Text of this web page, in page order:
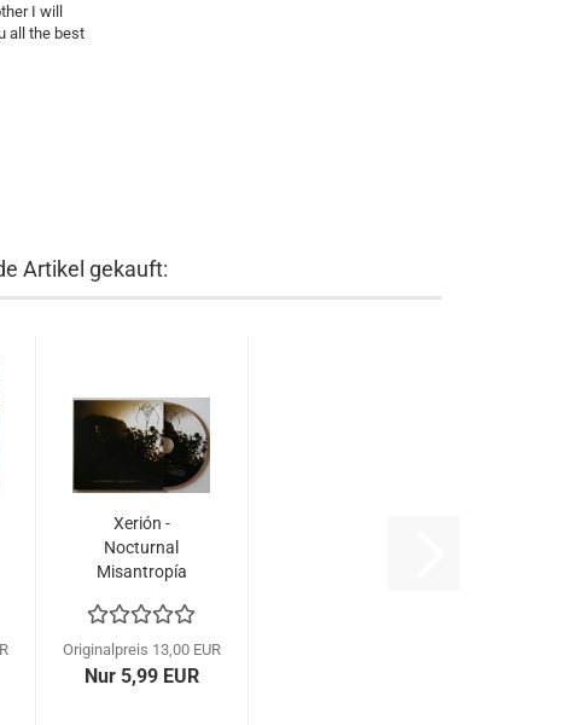
I will
all the best
Artikel gekauft:
Xerión -
Nocturnal
Misantropía
Originalpreis 13,00 EUR
Nur 5,99 EUR